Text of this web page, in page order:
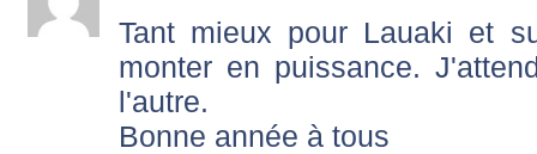
Tant mieux pour Lauaki et
monter en puissance.
l'autre.
Bonne année à tous